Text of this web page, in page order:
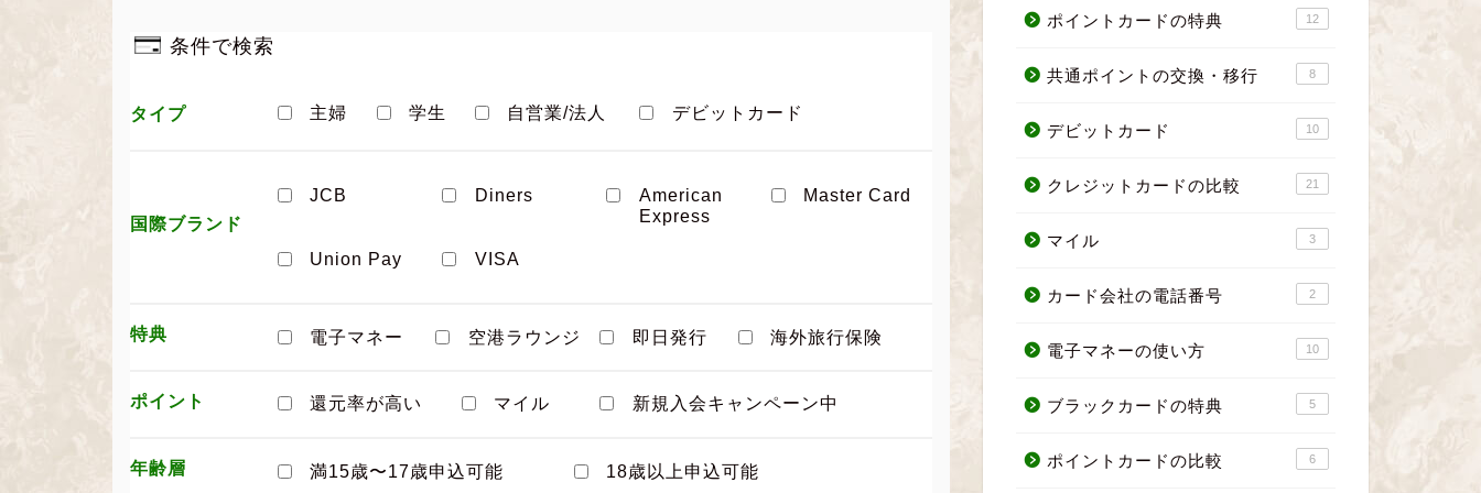
条件で検索
タイプ 主婦 学生 自営業/法人 デビットカード
電子マネー 空港ラウンジ 即日発行 海外旅行保険
還元率が高い マイル 新規入会キャンペーン中
満15歳〜17歳申込可能 18歳以上申込可能
国際ブランド
JCB Diners
American
Express
Master Card
Union Pay VISA
特典
ポイント
年齢層
ポイントカードの特典 12
共通ポイントの交換・移行 8
デビットカード 10
クレジットカードの比較 21
マイル 3
カード会社の電話番号 2
電子マネーの使い方 10
ブラックカードの特典 5
ポイントカードの比較 6